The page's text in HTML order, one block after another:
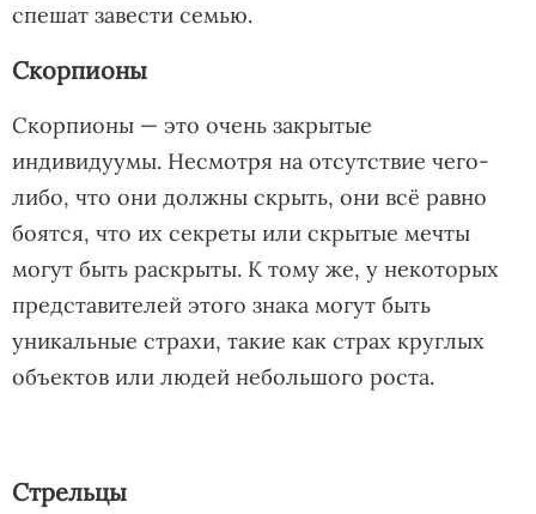
спешат завести семью.
Скорпионы
Скорпионы — это очень закрытые
индивидуумы. Несмотря на отсутствие чего-
либо, что они должны скрыть, они всё равно
боятся, что их секреты или скрытые мечты
могут быть раскрыты. К тому же, у некоторых
представителей этого знака могут быть
уникальные страхи, такие как страх круглых
объектов или людей небольшого роста.
Стрельцы